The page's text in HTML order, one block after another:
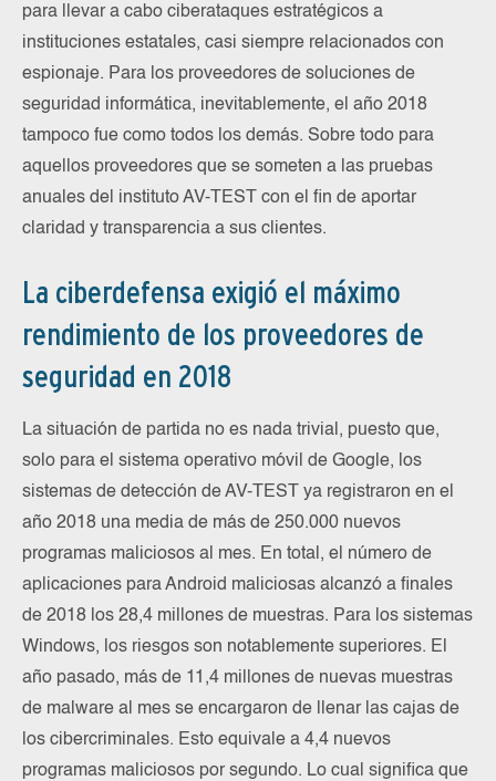
para llevar a cabo ciberataques estratégicos a
instituciones estatales, casi siempre relacionados con
espionaje. Para los proveedores de soluciones de
seguridad informática, inevitablemente, el año 2018
tampoco fue como todos los demás. Sobre todo para
aquellos proveedores que se someten a las pruebas
anuales del instituto AV-TEST con el fin de aportar
claridad y transparencia a sus clientes.
La ciberdefensa exigió el máximo
rendimiento de los proveedores de
seguridad en 2018
La situación de partida no es nada trivial, puesto que,
solo para el sistema operativo móvil de Google, los
sistemas de detección de AV-TEST ya registraron en el
año 2018 una media de más de 250.000 nuevos
programas maliciosos al mes. En total, el número de
aplicaciones para Android maliciosas alcanzó a finales
de 2018 los 28,4 millones de muestras. Para los sistemas
Windows, los riesgos son notablemente superiores. El
año pasado, más de 11,4 millones de nuevas muestras
de malware al mes se encargaron de llenar las cajas de
los cibercriminales. Esto equivale a 4,4 nuevos
programas maliciosos por segundo. Lo cual significa que